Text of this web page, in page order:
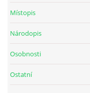
Místopis
Národopis
Osobnosti
Ostatní